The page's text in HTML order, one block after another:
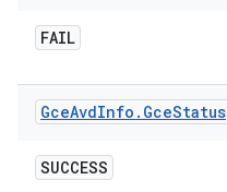
FAIL
GceAvdInfo . GceStatus
SUCCESS